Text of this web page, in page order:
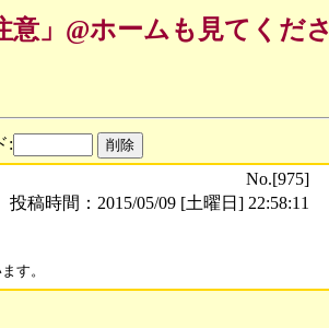
」@ホームも見てくださ
:
No.[975]
投稿時間：2015/05/09 [土曜日] 22:58:11
す。